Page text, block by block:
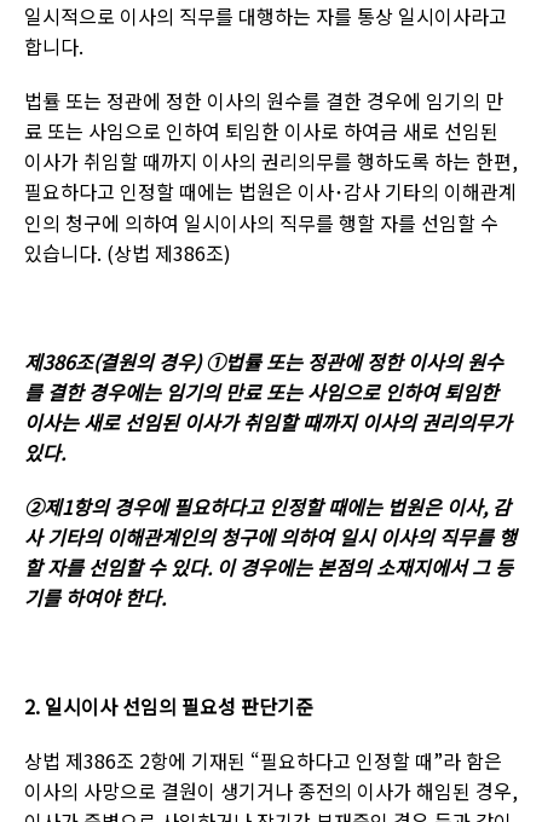
일시적으로 이사의 직무를 대행하는 자를 통상 일시이사라고
합니다.
법률 또는 정관에 정한 이사의 원수를 결한 경우에 임기의 만
료 또는 사임으로 인하여 퇴임한 이사로 하여금 새로 선임된
이사가 취임할 때까지 이사의 권리의무를 행하도록 하는 한편,
필요하다고 인정할 때에는 법원은 이사･감사 기타의 이해관계
인의 청구에 의하여 일시이사의 직무를 행할 자를 선임할 수
있습니다. (상법 제386조)
제386조(결원의 경우) ①법률 또는 정관에 정한 이사의 원수
를 결한 경우에는 임기의 만료 또는 사임으로 인하여 퇴임한
이사는 새로 선임된 이사가 취임할 때까지 이사의 권리의무가
있다.
②제1항의 경우에 필요하다고 인정할 때에는 법원은 이사, 감
사 기타의 이해관계인의 청구에 의하여 일시 이사의 직무를 행
할 자를 선임할 수 있다. 이 경우에는 본점의 소재지에서 그 등
기를 하여야 한다.
2. 일시이사 선임의 필요성 판단기준
상법 제386조 2항에 기재된 “필요하다고 인정할 때”라 함은
이사의 사망으로 결원이 생기거나 종전의 이사가 해임된 경우,